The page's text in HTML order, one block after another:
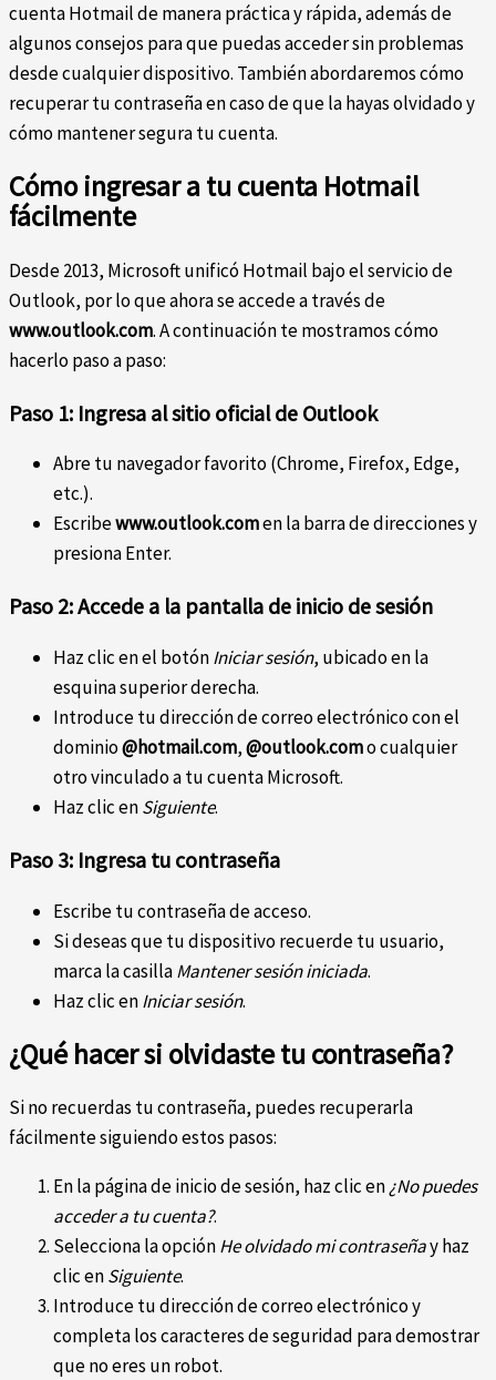
cuenta Hotmail de manera práctica y rápida, además de
algunos consejos para que puedas acceder sin problemas
desde cualquier dispositivo. También abordaremos cómo
recuperar tu contraseña en caso de que la hayas olvidado y
cómo mantener segura tu cuenta.
Cómo ingresar a tu cuenta Hotmail
fácilmente
Desde 2013, Microsoft unificó Hotmail bajo el servicio de
Outlook, por lo que ahora se accede a través de
www.outlook.com. A continuación te mostramos cómo
hacerlo paso a paso:
Paso 1: Ingresa al sitio oficial de Outlook
Abre tu navegador favorito (Chrome, Firefox, Edge,
etc.).
Escribewww.outlook.comen la barra de direcciones y
presiona Enter.
Paso 2: Accede a la pantalla de inicio de sesión
Haz clic en el botónIniciar sesión, ubicado en la
esquina superior derecha.
Introduce tu dirección de correo electrónico con el
dominio@hotmail.com,@outlook.como cualquier
otro vinculado a tu cuenta Microsoft.
Haz clic enSiguiente.
Paso 3: Ingresa tu contraseña
Escribe tu contraseña de acceso.
Si deseas que tu dispositivo recuerde tu usuario,
marca la casillaMantener sesión iniciada.
Haz clic enIniciar sesión.
¿Qué hacer si olvidaste tu contraseña?
Si no recuerdas tu contraseña, puedes recuperarla
fácilmente siguiendo estos pasos:
En la página de inicio de sesión, haz clic en¿No puedes
acceder a tu cuenta?.
Selecciona la opciónHe olvidado mi contraseñay haz
clic enSiguiente.
Introduce tu dirección de correo electrónico y
completa los caracteres de seguridad para demostrar
que no eres un robot.